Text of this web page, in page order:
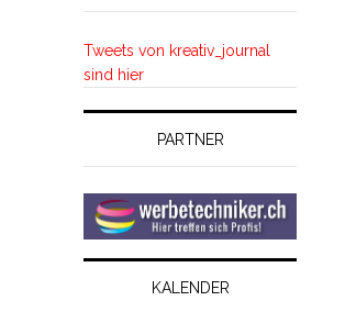
Tweets von kreativ_journal
sind hier
PARTNER
KALENDER